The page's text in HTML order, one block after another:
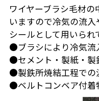
ワイヤーブラシ毛材
いますので冷気の流
シールとして用いられ
●ブラシにより冷気流
●セメント・製紙・製
●製鉄所焼結工程での
●ベルトコンベア付着